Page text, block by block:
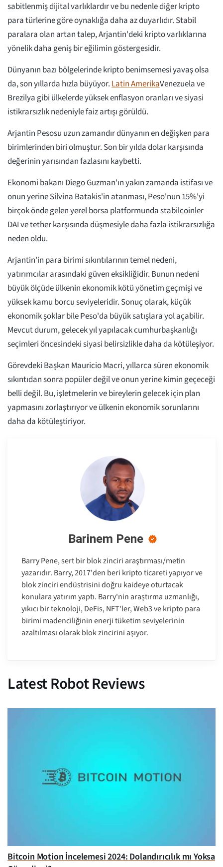
sabitlenmiş dijital varlıklardır ve bu nedenle diğer kripto
para türlerine göre oynaklığa daha az duyarlıdır. Stabil
paralara olan artan talep, Arjantin'deki kripto varlıklarına
yönelik daha geniş bir eğilimin göstergesidir.
Dünyanın bazı bölgelerinde kripto benimsemesi yavaş olsa
da, son yıllarda hızla büyüyor.Latin AmerikaVenezuela ve
Brezilya gibi ülkelerde yüksek enflasyon oranları ve siyasi
istikrarsızlık nedeniyle faiz artışı görüldü.
Arjantin Pesosu uzun zamandır dünyanın en değişken para
birimlerinden biri olmuştur. Son bir yılda dolar karşısında
değerinin yarısından fazlasını kaybetti.
Ekonomi bakanı Diego Guzman'ın yakın zamanda istifası ve
onun yerine Silvina Batakis'in atanması, Peso'nun 15%'yi
birçok önde gelen yerel borsa platformunda stabilcoinler
DAI ve tether karşısında düşmesiyle daha fazla istikrarsızlığa
neden oldu.
Arjantin'in para birimi sıkıntılarının temel nedeni,
yatırımcılar arasındaki güven eksikliğidir. Bunun nedeni
büyük ölçüde ülkenin ekonomik kötü yönetim geçmişi ve
yüksek kamu borcu seviyeleridir. Sonuç olarak, küçük
ekonomik şoklar bile Peso'da büyük satışlara yol açabilir.
Mevcut durum, gelecek yıl yapılacak cumhurbaşkanlığı
seçimleri öncesindeki siyasi belirsizlikle daha da kötüleşiyor.
Görevdeki Başkan Mauricio Macri, yıllarca süren ekonomik
sıkıntıdan sonra popüler değil ve onun yerine kimin geçeceği
belli değil. Bu, işletmelerin ve bireylerin gelecek için plan
yapmasını zorlaştırıyor ve ülkenin ekonomik sorunlarını
daha da kötüleştiriyor.
Barinem Pene
Barry Pene, sert bir blok zinciri araştırması/metin
yazarıdır. Barry, 2017'den beri kripto ticareti yapıyor ve
blok zinciri endüstrisini doğru kaideye oturtacak
konulara yatırım yaptı. Barry'nin araştırma uzmanlığı,
yıkıcı bir teknoloji, DeFis, NFT'ler, Web3 ve kripto para
birimi madenciliğinin enerji tüketim seviyelerinin
azaltılması olarak blok zincirini aşıyor.
Latest Robot Reviews
Bitcoin Motion İncelemesi 2024: Dolandırıcılık mı Yoksa